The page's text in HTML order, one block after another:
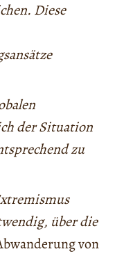
Diese
der Situation
zu
über die
von